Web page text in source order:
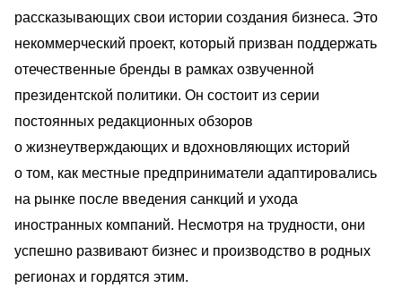
рассказывающих свои истории создания бизнеса. Это
некоммерческий проект, который призван поддержать
отечественные бренды в рамках озвученной
президентской политики. Он состоит из серии
постоянных редакционных обзоров
о жизнеутверждающих и вдохновляющих историй
о том, как местные предприниматели адаптировались
на рынке после введения санкций и ухода
иностранных компаний. Несмотря на трудности, они
успешно развивают бизнес и производство в родных
регионах и гордятся этим.